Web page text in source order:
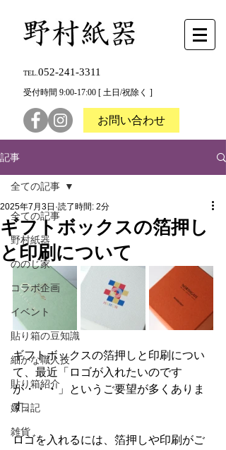
TEL. 052-241-3311
受付時間 9:00-17:00 [ 土日/祝除く ]
お問い合わせ
記事
全ての記事
野村紙器
ののじ家
コラボ企画
イベント
貼り箱の豆知識
細かな職人技
貼り箱紹介
嫁日記
雑貨
全ての記事
ギフトボックスの箔押し
と印刷について
2025年7月3日 読了時間: 2分
ギフトボックスの箔押しと印刷につい
て、最近「ロゴが入れたいのです
が・・・」というご要望が多くありま
す。
ロゴを入れるには、箔押しや印刷がご